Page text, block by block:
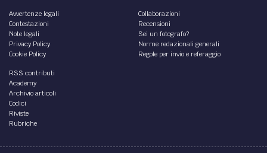
Avvertenze legali
Contestazioni
Note legali
Privacy Policy
Cookie Policy
Collaborazioni
Recensioni
Sei un fotografo?
Norme redazionali generali
Regole per invio e referaggio
RSS contributi
Academy
Archivio articoli
Codici
Riviste
Rubriche